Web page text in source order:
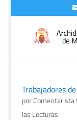
Trabajadores
porComentarista
las Lecturas